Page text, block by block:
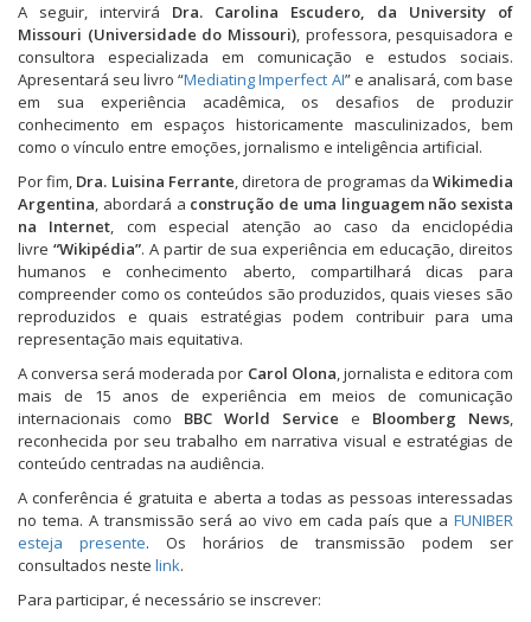
A seguir, intervirá Dra. Carolina Escudero, da University of
Missouri (Universidade do Missouri), professora, pesquisadora e
consultora especializada em comunicação e estudos sociais.
Apresentará seu livro “Mediating Imperfect AI” e analisará, com base
em sua experiência acadêmica, os desafios de produzir
conhecimento em espaços historicamente masculinizados, bem
como o vínculo entre emoções, jornalismo e inteligência artificial.
Por fim, Dra. Luisina Ferrante, diretora de programas daWikimedia
Argentina, abordará a construção de uma linguagem não sexista
na Internet, com especial atenção ao caso da enciclopédia
livre “Wikipédia”. A partir de sua experiência em educação, direitos
humanos e conhecimento aberto, compartilhará dicas para
compreender como os conteúdos são produzidos, quais vieses são
reproduzidos e quais estratégias podem contribuir para uma
representação mais equitativa.
A conversa será moderada por Carol Olona, jornalista e editora com
mais de 15 anos de experiência em meios de comunicação
internacionais como BBC World Service e Bloomberg News,
reconhecida por seu trabalho em narrativa visual e estratégias de
conteúdo centradas na audiência.
A conferência é gratuita e aberta a todas as pessoas interessadas
no tema. A transmissão será ao vivo em cada país que a FUNIBER
esteja presente. Os horários de transmissão podem ser
consultados neste link.
Para participar, é necessário se inscrever: